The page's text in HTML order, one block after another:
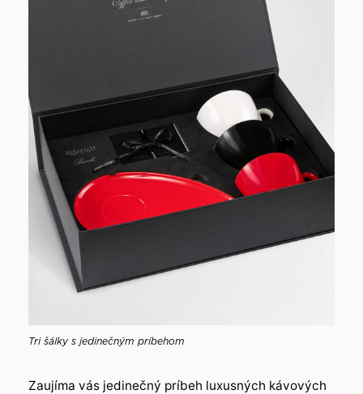
Tri šálky s jedinečným príbehom
Zaujíma vás jedinečný príbeh luxusných kávových